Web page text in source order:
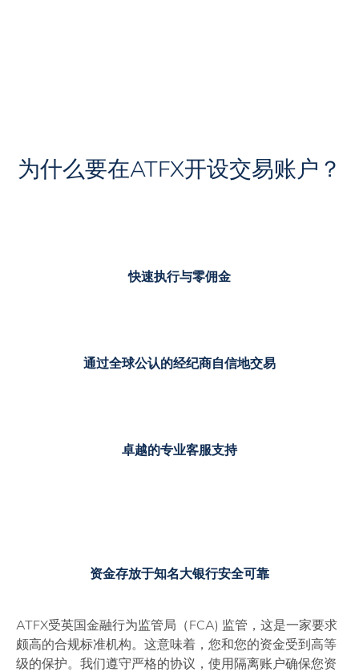
为什么要在ATFX开设交易账户？
快速执行与零佣金
通过全球公认的经纪商自信地交易
卓越的专业客服支持
资金存放于知名大银行安全可靠
ATFX受英国金融行为监管局（FCA) 监管，这是一家要求
颇高的合规标准机构。这意味着，您和您的资金受到高等
级的保护。我们遵守严格的协议，使用隔离账户确保您资